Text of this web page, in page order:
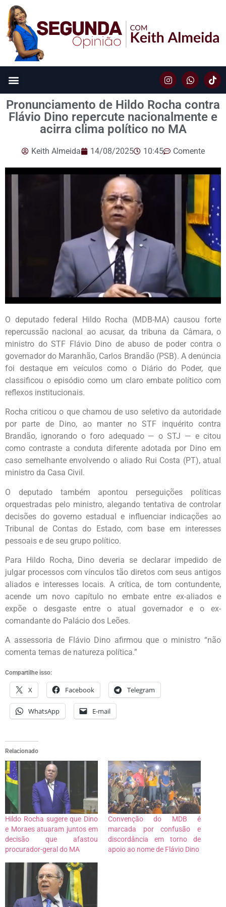
Pronunciamento de Hildo Rocha contra
Flávio Dino repercute nacionalmente e
acirra clima político no MA
Keith Almeida 14/08/2025 10:45 Comente
O deputado federal Hildo Rocha (MDB-MA) causou forte
repercussão nacional ao acusar, da tribuna da Câmara, o
ministro do STF Flávio Dino de abuso de poder contra o
governador do Maranhão, Carlos Brandão (PSB). A denúncia
foi destaque em veículos como o Diário do Poder, que
classificou o episódio como um claro embate político com
reflexos institucionais.
Rocha criticou o que chamou de uso seletivo da autoridade
por parte de Dino, ao manter no STF inquérito contra
Brandão, ignorando o foro adequado — o STJ — e citou
como contraste a conduta diferente adotada por Dino em
caso semelhante envolvendo o aliado Rui Costa (PT), atual
ministro da Casa Civil.
O deputado também apontou perseguições políticas
orquestradas pelo ministro, alegando tentativa de controlar
decisões do governo estadual e influenciar indicações ao
Tribunal de Contas do Estado, com base em interesses
pessoais e de seu grupo político.
Para Hildo Rocha, Dino deveria se declarar impedido de
julgar processos com vínculos tão diretos com seus antigos
aliados e interesses locais. A crítica, de tom contundente,
acende um novo capítulo no embate entre ex-aliados e
expõe o desgaste entre o atual governador e o ex-
comandante do Palácio dos Leões.
A assessoria de Flávio Dino afirmou que o ministro “não
comenta temas de natureza política.”
Compartilhe isso:
X Facebook Telegram
WhatsApp E-mail
Relacionado
Hildo Rocha sugere que Dino
e Moraes atuaram juntos em
decisão que afastou
procurador-geral do MA
Convenção do MDB é
marcada por confusão e
discordância em torno de
apoio ao nome de Flávio Dino